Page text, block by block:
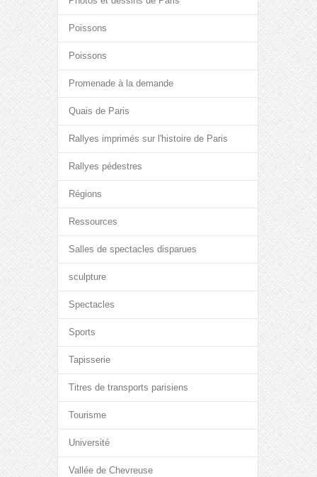
Poissons
Poissons
Promenade à la demande
Quais de Paris
Rallyes imprimés sur l'histoire de Paris
Rallyes pédestres
Régions
Ressources
Salles de spectacles disparues
sculpture
Spectacles
Sports
Tapisserie
Titres de transports parisiens
Tourisme
Université
Vallée de Chevreuse